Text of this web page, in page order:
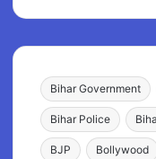
Bihar Government
Bihar Police
BJP Bollywood